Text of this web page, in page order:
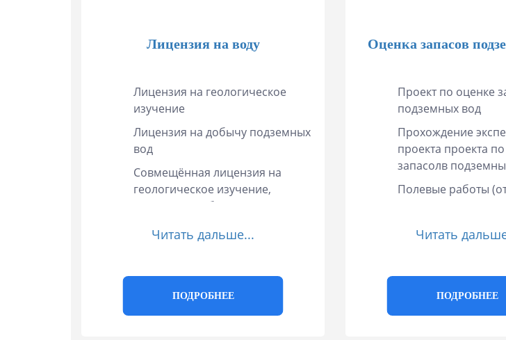
Лицензия на воду
Лицензия на геологическое
изучение
Лицензия на добычу подземных
вод
Совмещённая лицензия на
геологическое изучение,
разведку и добычу
Лицензирование родников
Переоформление лицензий на
Читать дальше...
ПОДРОБНЕЕ
Оценка запасов
Проект по оценке
подземных вод
Прохождение
проекта проекта
запасолв
Полевые работы
Регистрация работ
запасов подземных
Составление
Читать
ПОДРОБНЕЕ